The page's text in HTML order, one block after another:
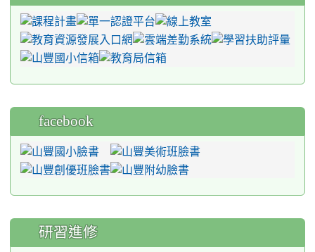
facebook
研習進修